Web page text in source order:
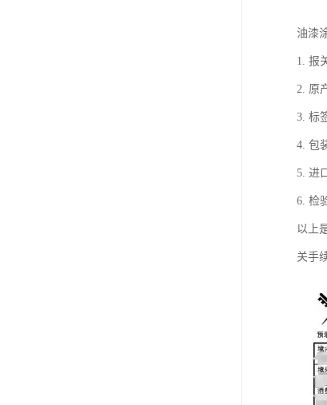
油漆
1. 报
2. 原
3. 标
4. 包
5. 进
6. 检
以上
关手